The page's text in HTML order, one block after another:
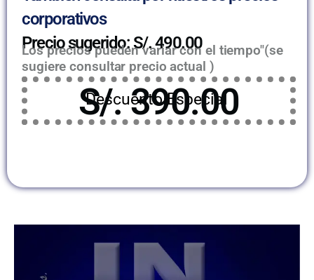
corporativos
Precio sugerido: S/. 490.00
Los precios pueden variar con el tiempo"(se
sugiere consultar precio actual )
Descuento Especial
S/. 390.00